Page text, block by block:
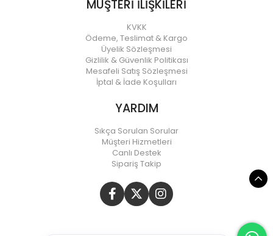
MÜŞTERİ İLİŞKİLERİ
KVKK
Ödeme, Teslimat & Kargo
Üyelik Sözleşmesi
Gizlilik & Güvenlik Politikası
Mesafeli Satış Sözleşmesi
İptal & İade Koşulları
YARDIM
Sıkça Sorulan Sorular
Müşteri Hizmetleri
Canlı Destek
Sipariş Takip